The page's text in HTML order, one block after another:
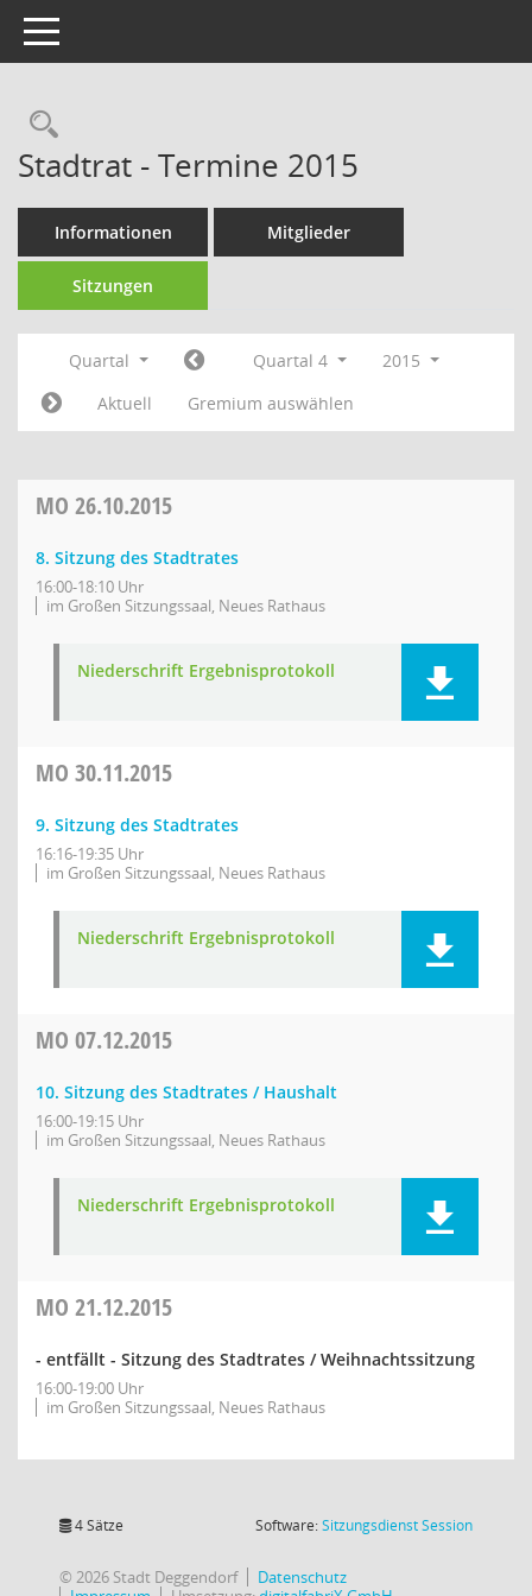
Toggle navigation
Rechercheauswahl
Stadtrat - Termine 2015
Informationen Mitglieder
Sitzungen
Quartal Quartal 4
2015
Aktuell
Gremium auswählen
MO 26.10.2015
8. Sitzung des Stadtrates
16:00-18:10 Uhr
im Großen Sitzungssaal, Neues Rathaus
Niederschrift Ergebnisprotokoll
MO 30.11.2015
9. Sitzung des Stadtrates
16:16-19:35 Uhr
im Großen Sitzungssaal, Neues Rathaus
Niederschrift Ergebnisprotokoll
MO 07.12.2015
10. Sitzung des Stadtrates / Haushalt
16:00-19:15 Uhr
im Großen Sitzungssaal, Neues Rathaus
Niederschrift Ergebnisprotokoll
MO 21.12.2015
- entfällt - Sitzung des Stadtrates / Weihnachtssitzung
16:00-19:00 Uhr
im Großen Sitzungssaal, Neues Rathaus
4 Sätze Software:SitzungsdienstSession(Wird in
© 2026 Stadt Deggendorf
Datenschutz